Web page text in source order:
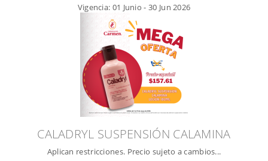
Vigencia: 01 Junio - 30 Jun 2026
CALADRYL SUSPENSIÓN CALAMINA
Aplican restricciones. Precio sujeto a cambios...